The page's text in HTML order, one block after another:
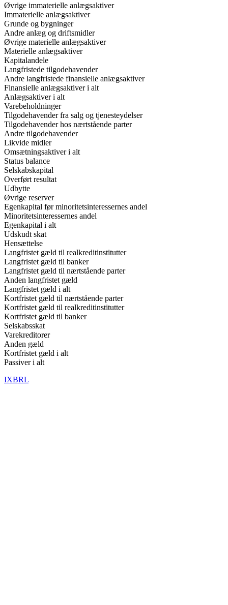
Øvrige immaterielle anlægsaktiver
Immaterielle anlægsaktiver
Grunde og bygninger
Andre anlæg og driftsmidler
Øvrige materielle anlægsaktiver
Materielle anlægsaktiver
Kapitalandele
Langfristede tilgodehavender
Andre langfristede finansielle anlægsaktiver
Finansielle anlægsaktiver i alt
Anlægsaktiver i alt
Varebeholdninger
Tilgodehavender fra salg og tjenesteydelser
Tilgodehavender hos nærtstående parter
Andre tilgodehavender
Likvide midler
Omsætningsaktiver i alt
Status balance
Selskabskapital
Overført resultat
Udbytte
Øvrige reserver
Egenkapital før minoritetsinteressernes andel
Minoritetsinteressernes andel
Egenkapital i alt
Udskudt skat
Hensættelse
Langfristet gæld til realkreditinstitutter
Langfristet gæld til banker
Langfristet gæld til nærtstående parter
Anden langfristet gæld
Langfristet gæld i alt
Kortfristet gæld til nærtstående parter
Kortfristet gæld til realkreditinstitutter
Kortfristet gæld til banker
Selskabsskat
Varekreditorer
Anden gæld
Kortfristet gæld i alt
Passiver i alt
IXBRL